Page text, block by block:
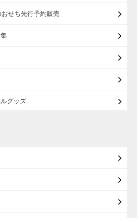
おせち先行予約販売
グッズ